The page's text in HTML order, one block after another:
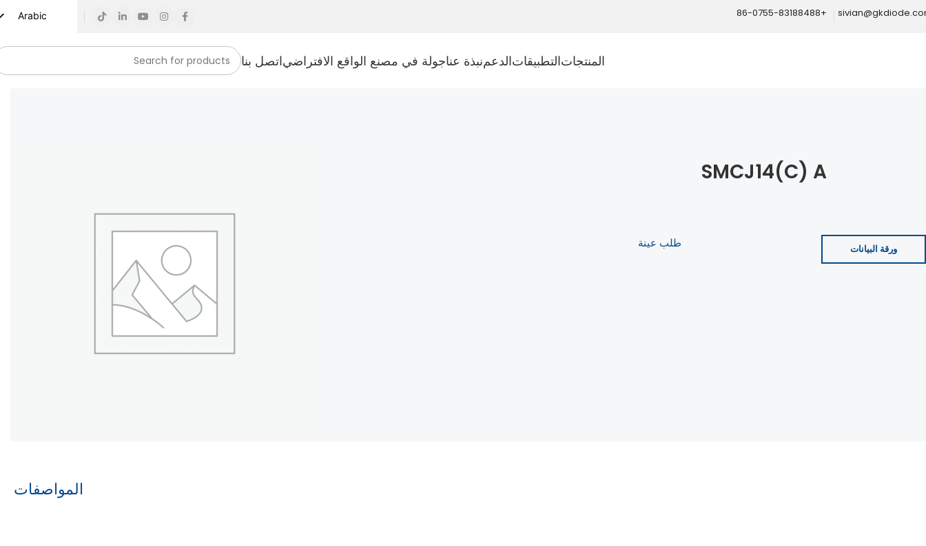
+86-0755-83188488
Arabic
المنتجاتالتطبيقاتالدعمنبذة عناجولة في مصنع الواقع الافتراضياتصل بنا
SMCJ14(C) A
طلب عينة ورقة البيانات
المواصفات